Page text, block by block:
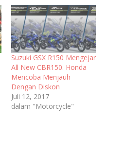
Suzuki GSX R150 Mengejar
All New CBR150. Honda
Mencoba Menjauh
Dengan Diskon
Juli 12, 2017
dalam "Motorcycle"